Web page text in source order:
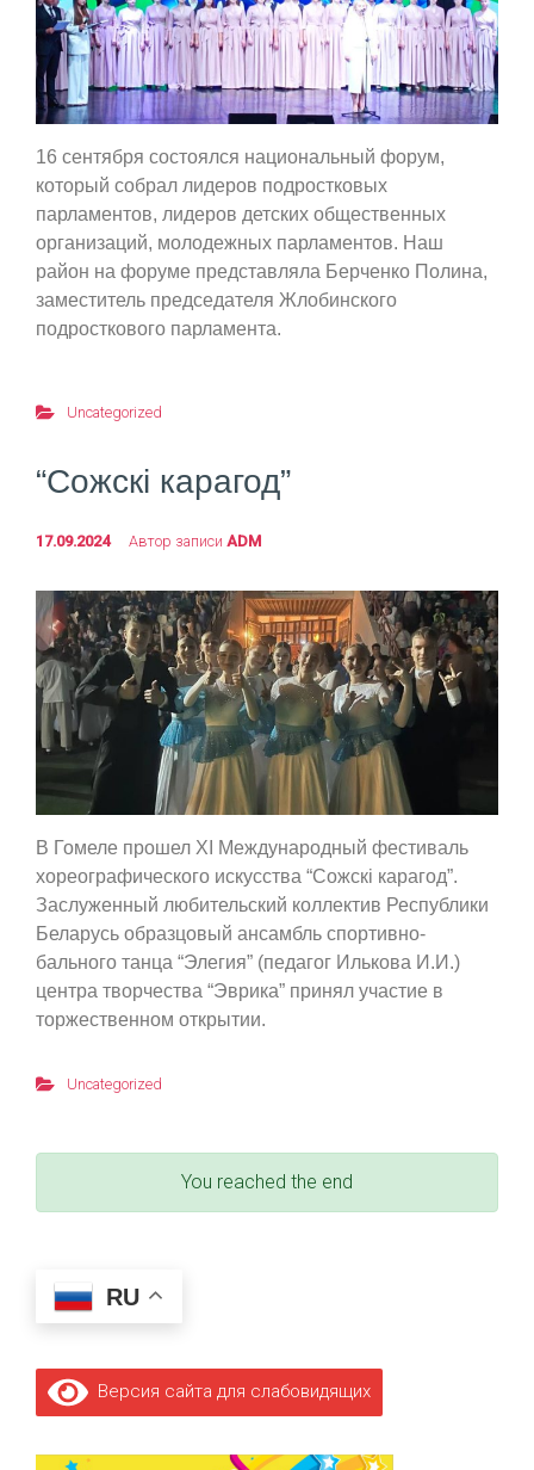
16 сентября состоялся национальный форум,
который собрал лидеров подростковых
парламентов, лидеров детских общественных
организаций, молодежных парламентов. Наш
район на форуме представляла Берченко Полина,
заместитель председателя Жлобинского
подросткового парламента.
Uncategorized
“Сожскi карагод”
17.09.2024 Автор записи ADM
В Гомеле прошел XI Международный фестиваль
хореографического искусства “Сожскi карагод”.
Заслуженный любительский коллектив Республики
Беларусь образцовый ансамбль спортивно-
бального танца “Элегия” (педагог Илькова И.И.)
центра творчества “Эврика” принял участие в
торжественном открытии.
Uncategorized
You reached the end
RU
Версия сайта для слабовидящих